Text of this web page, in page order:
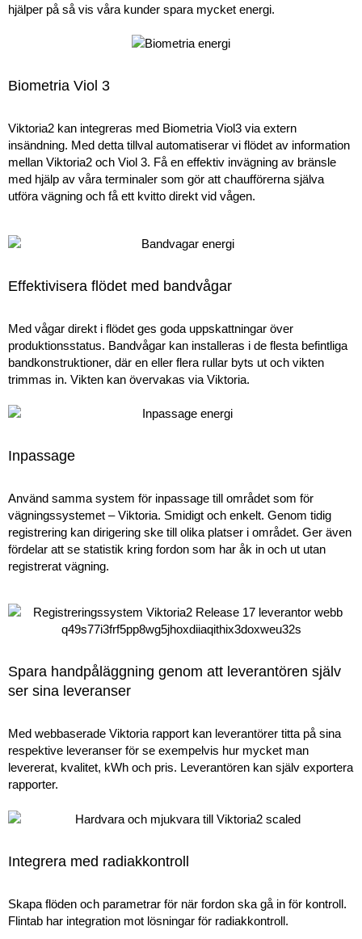
hjälper på så vis våra kunder spara mycket energi.
Biometria Viol 3
Viktoria2 kan integreras med Biometria Viol3 via extern
insändning. Med detta tillval automatiserar vi flödet av information
mellan Viktoria2 och Viol 3. Få en effektiv invägning av bränsle
med hjälp av våra terminaler som gör att chaufförerna själva
utföra vägning och få ett kvitto direkt vid vågen.
Effektivisera flödet med bandvågar
Med vågar direkt i flödet ges goda uppskattningar över
produktionsstatus. Bandvågar kan installeras i de flesta befintliga
bandkonstruktioner, där en eller flera rullar byts ut och vikten
trimmas in. Vikten kan övervakas via Viktoria.
Inpassage
Använd samma system för inpassage till området som för
vägningssystemet – Viktoria. Smidigt och enkelt. Genom tidig
registrering kan dirigering ske till olika platser i området. Ger även
fördelar att se statistik kring fordon som har åk in och ut utan
registrerat vägning.
Spara handpåläggning genom att leverantören själv
ser sina leveranser
Med webbaserade Viktoria rapport kan leverantörer titta på sina
respektive leveranser för se exempelvis hur mycket man
levererat, kvalitet, kWh och pris. Leverantören kan själv exportera
rapporter.
Integrera med radiakkontroll
Skapa flöden och parametrar för när fordon ska gå in för kontroll.
Flintab har integration mot lösningar för radiakkontroll.